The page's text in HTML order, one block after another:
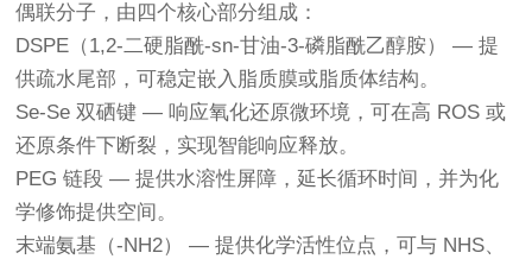
偶联分子，由四个核心部分组成：
DSPE（1,2-二硬脂酰-sn-甘油-3-磷脂酰乙醇胺） — 提
供疏水尾部，可稳定嵌入脂质膜或脂质体结构。
Se-Se 双硒键 — 响应氧化还原微环境，可在高 ROS 或
还原条件下断裂，实现智能响应释放。
PEG 链段 — 提供水溶性屏障，延长循环时间，并为化
学修饰提供空间。
末端氨基（-NH2） — 提供化学活性位点，可与 NHS、